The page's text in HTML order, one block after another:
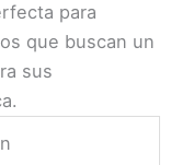
para
que buscan un
sus